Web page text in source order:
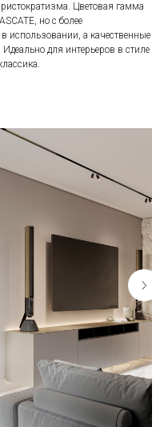
Цветовая гамма
но с более
использовании, а качественные
для интерьеров в стиле